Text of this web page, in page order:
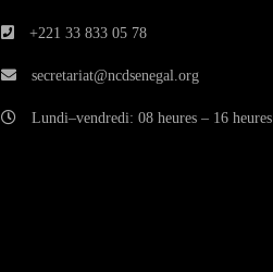
+221 33 833 05 78
secretariat@ncdsenegal.org
Lundi–vendredi: 08 heures – 16 heures